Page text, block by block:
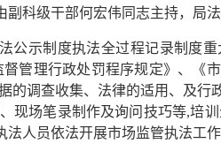
科级干部何宏伟同志主持，局
公示制度执法全过程记录制度
管理行政处罚程序规定》、《
的调查收集、法律的适用、及
现场笔录制作及询问技巧等,培
人员依法开展市场监管执法工